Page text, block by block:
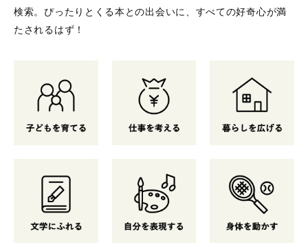
検索。 ぴったりとくる本との出会いに、すべての好奇心が満
たされるはず！